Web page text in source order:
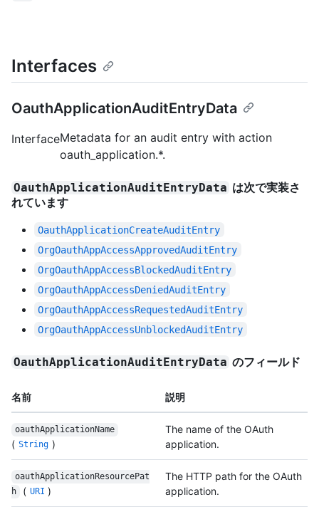
Interfaces
OauthApplicationAuditEntryData
InterfaceMetadata for an audit entry with action
oauth_application.*.
OauthApplicationAuditEntryData は次で実装さ
れています
OauthApplicationCreateAuditEntry
OrgOauthAppAccessApprovedAuditEntry
OrgOauthAppAccessBlockedAuditEntry
OrgOauthAppAccessDeniedAuditEntry
OrgOauthAppAccessRequestedAuditEntry
OrgOauthAppAccessUnblockedAuditEntry
OauthApplicationAuditEntryData のフィールド
名前 説明
oauthApplicationName
( String )
The name of the OAuth
application.
oauthApplicationResourcePat
h
( URI )
The HTTP path for the OAuth
application.